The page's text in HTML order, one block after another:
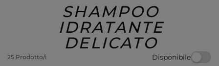
Regalo
SHAMPOO
IDRATANTE
DELICATO
25 Prodotto/i Disponibile